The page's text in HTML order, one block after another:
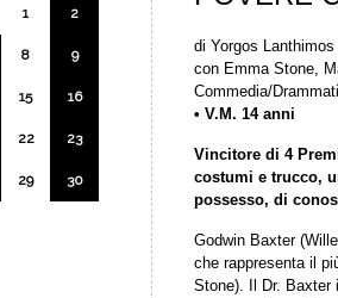
di Yorgos Lanthimos
con Emma Stone,
Commedia/
• V.M. 14 anni
Vincitore di 4
costumi e trucco,
possesso, di
Godwin Baxter
che rappresenta il
Stone). Il Dr.
1 2
8 9
15 16
22 23
29 30